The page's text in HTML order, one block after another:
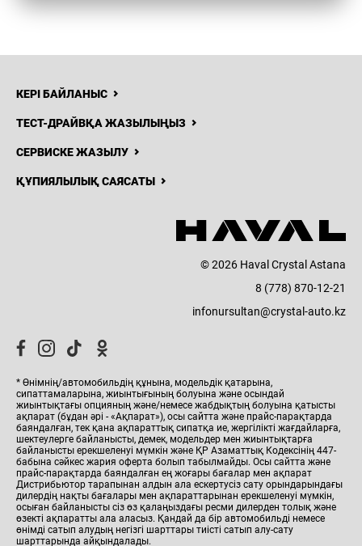
КЕРІ БАЙЛАНЫС
ТЕСТ-ДРАЙВҚА ЖАЗЫЛЫҢЫЗ
СЕРВИСКЕ ЖАЗЫЛУ
ҚҰПИЯЛЫЛЫҚ САЯСАТЫ
© 2026 Haval Crystal Astana
8 (778) 870-12-21
infonursultan@crystal-auto.kz
* Өнімнің/автомобильдің құнына, модельдік қатарына,
сипаттамаларына, жиынтығының болуына және осындай
жиынтықтағы опцияның және/немесе жабдықтың болуына қатысты
ақпарат (бұдан әрі - «Ақпарат»), осы сайтта және прайс-парақтарда
баяндалған, тек қана ақпараттық сипатқа ие, жергілікті жағдайларға,
шектеулерге байланысты, демек, модельдер мен жиынтықтарға
байланысты ерекшеленуі мүмкін және ҚР Азаматтық Кодексінің 447-
бабына сәйкес жария оферта болып табылмайды. Осы сайтта және
прайс-парақтарда баяндалған ең жоғары бағалар мен ақпарат
Дистрибьютор тарапынан алдын ала ескертусіз сату орындарындағы
дилердің нақты бағалары мен ақпараттарынан ерекшеленуі мүмкін,
осыған байланысты сіз өз қалаңыздағы ресми дилерден толық және
өзекті ақпаратты ала аласыз. Қандай да бір автомобильді немесе
өнімді сатып алудың негізгі шарттары тиісті сатып алу-сату
шарттарында айқындалады.